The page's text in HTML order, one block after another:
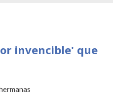
invencible' que